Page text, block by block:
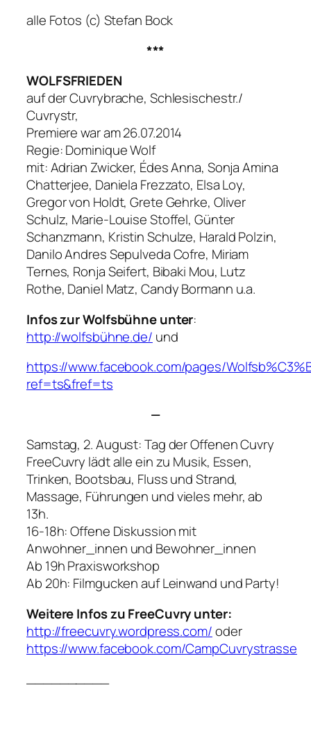
alle Fotos (c) Stefan Bock
***
WOLFSFRIEDEN
auf der Cuvrybrache, Schlesischestr./
Cuvrystr,
Premiere war am 26.07.2014
Regie: Dominique Wolf
mit: Adrian Zwicker, Édes Anna, Sonja Amina
Chatterjee, Daniela Frezzato, Elsa Loy,
Gregor von Holdt, Grete Gehrke, Oliver
Schulz, Marie-Louise Stoffel, Günter
Schanzmann, Kristin Schulze, Harald Polzin,
Danilo Andres Sepulveda Cofre, Miriam
Ternes, Ronja Seifert, Bibaki Mou, Lutz
Rothe, Daniel Matz, Candy Bormann u.a.
Infos zur Wolfsbühne unter:
http://wolfsbühne.de/ und
https://www.facebook.com/pages/
ref=ts&fref=ts
—
Samstag, 2. August: Tag der Offenen Cuvry
FreeCuvry lädt alle ein zu Musik, Essen,
Trinken, Bootsbau, Fluss und Strand,
Massage, Führungen und vieles mehr, ab
13h.
16-18h: Offene Diskussion mit
Anwohner_innen und Bewohner_innen
Ab 19h Praxisworkshop
Ab 20h: Filmgucken auf Leinwand und Party!
Weitere Infos zu FreeCuvry unter:
http://freecuvry.wordpress.com/oder
https://www.facebook.com/CampCuvrystrasse
__________